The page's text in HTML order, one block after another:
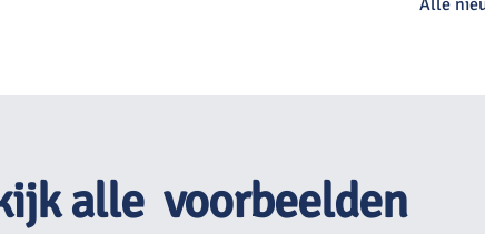
Alle
alle voorbeelden